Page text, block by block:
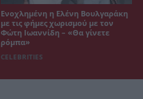
Ενοχλημένη η Ελένη Βουλγαράκη
με τις φήμες χωρισμού με τον
Φώτη Ιωαννίδη – «Θα γίνετε
ρόμπα»
CELEBRITIES